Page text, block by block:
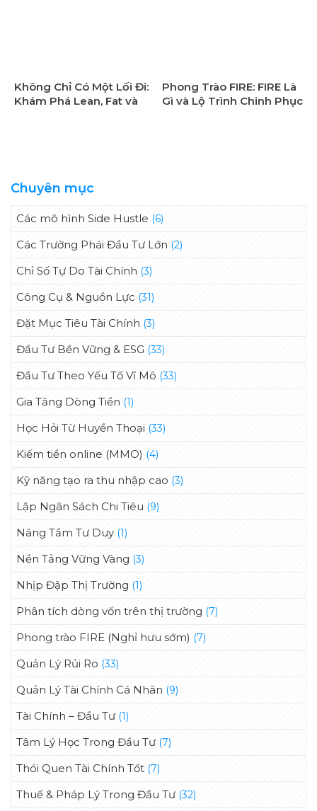
Không Chỉ Có Một Lối Đi:
Khám Phá Lean, Fat và
Phong Trào FIRE: FIRE Là
Gì và Lộ Trình Chinh Phục
Chuyên mục
Các mô hình Side Hustle (6)
Các Trường Phái Đầu Tư Lớn (2)
Chỉ Số Tự Do Tài Chính (3)
Công Cụ & Nguồn Lực (31)
Đặt Mục Tiêu Tài Chính (3)
Đầu Tư Bền Vững & ESG (33)
Đầu Tư Theo Yếu Tố Vĩ Mô (33)
Gia Tăng Dòng Tiền (1)
Học Hỏi Từ Huyền Thoại (33)
Kiếm tiền online (MMO) (4)
Kỹ năng tạo ra thu nhập cao (3)
Lập Ngân Sách Chi Tiêu (9)
Nâng Tầm Tư Duy (1)
Nền Tảng Vững Vàng (3)
Nhịp Đập Thị Trường (1)
Phân tích dòng vốn trên thị trường (7)
Phong trào FIRE (Nghỉ hưu sớm) (7)
Quản Lý Rủi Ro (33)
Quản Lý Tài Chính Cá Nhân (9)
Tài Chính – Đầu Tư (1)
Tâm Lý Học Trong Đầu Tư (7)
Thói Quen Tài Chính Tốt (7)
Thuế & Pháp Lý Trong Đầu Tư (32)